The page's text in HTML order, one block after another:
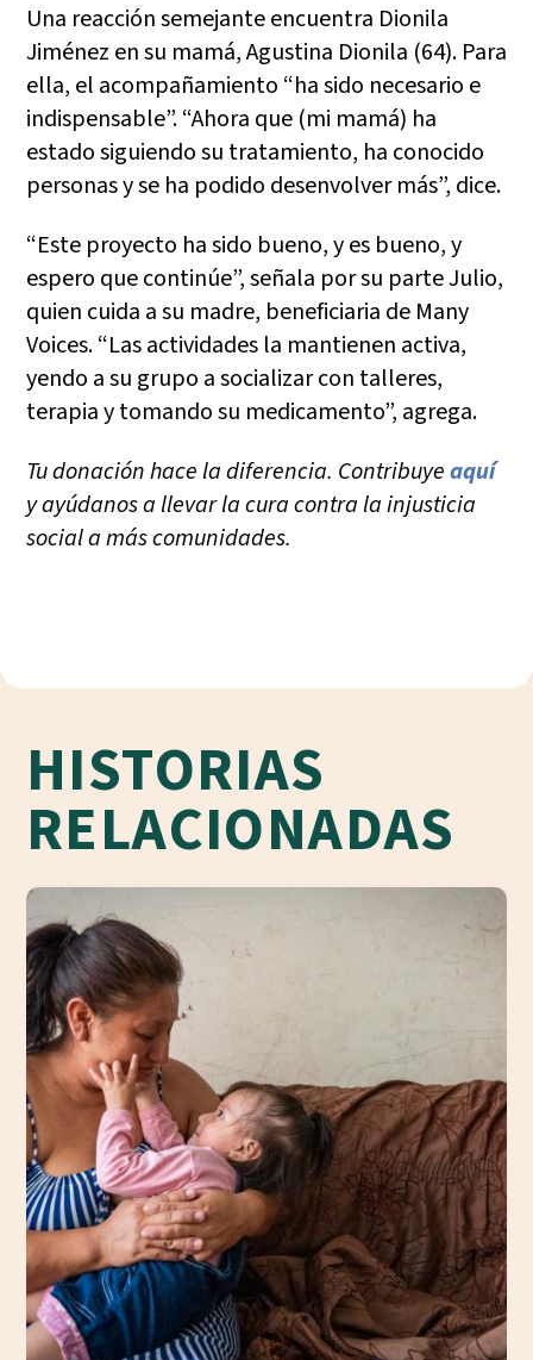
Una reacción semejante encuentra Dionila
Jiménez en su mamá, Agustina Dionila (64). Para
ella, el acompañamiento “ha sido necesario e
indispensable”. “Ahora que (mi mamá) ha
estado siguiendo su tratamiento, ha conocido
personas y se ha podido desenvolver más”, dice.
“Este proyecto ha sido bueno, y es bueno, y
espero que continúe”, señala por su parte Julio,
quien cuida a su madre, beneficiaria de Many
Voices. “Las actividades la mantienen activa,
yendo a su grupo a socializar con talleres,
terapia y tomando su medicamento”, agrega.
Tu donación hace la diferencia. Contribuyeaquí
y ayúdanos a llevar la cura contra la injusticia
social a más comunidades.
HISTORIAS
RELACIONADAS